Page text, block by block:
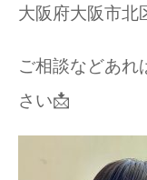
大阪府大阪市北
ご相談などあれ
さい📩